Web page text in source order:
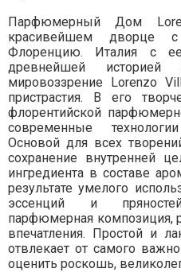
Парфюмерный Дом
красивейшем дворце
Флоренцию. Италия с
древнейшей
мировоззрение Lorenzo
пристрастия. В его
флорентийской
современные
Основой для всех
сохранение внутренней
ингредиента в составе
результате умелого
эссенций и
парфюмерная
впечатления. Простой и
отвлекает от самого
оценить роскошь,